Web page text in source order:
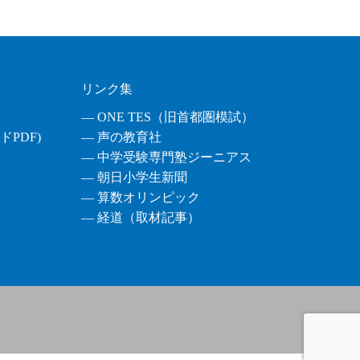
PDF)
リンク集
― ONE TES（旧首都圏模試）
― 声の教育社
― 中学受験専門塾ジーニアス
― 朝日小学生新聞
― 算数オリンピック
― 経道（取材記事）